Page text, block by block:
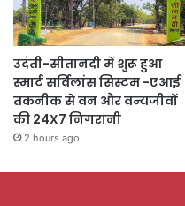
उदंती-सीतानदी में शुरू हुआ
स्मार्ट सर्विलांस सिस्टम -एआई
तकनीक से वन और वन्यजीवों
की 24X7 निगरानी
2 hours ago